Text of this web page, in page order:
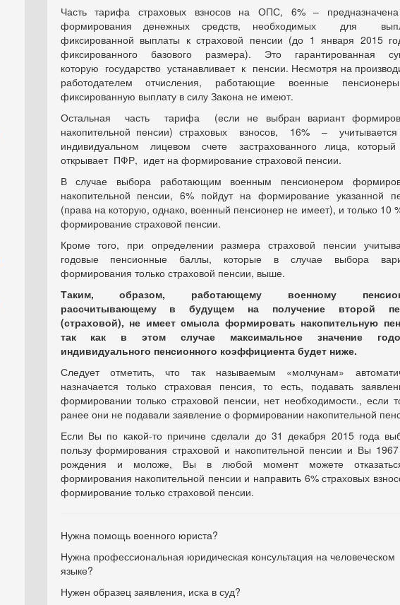
Часть тарифа страховых взносов на ОПС, 6% –
формирования денежных средств, необходимых для
фиксированной выплаты к страховой пенсии (до 1 января 2015
фиксированного базового размера). Это гарантированная
которую государство устанавливает к пенсии. Несмотря на
работодателем отчисления, работающие военные
фиксированную выплату в силу Закона не имеют.
Остальная часть тарифа (если не выбран вариант
накопительной пенсии) страховых взносов, 16% –
индивидуальном лицевом счете застрахованного лица,
открывает ПФР, идет на формирование страховой пенсии.
В случае выбора работающим военным пенсионером
накопительной пенсии, 6% пойдут на формирование указанной
(права на которую, однако, военный пенсионер не имеет), и только 10
формирование страховой пенсии.
Кроме того, при определении размера страховой пенсии
годовые пенсионные баллы, которые в случае выбора
формирования только страховой пенсии, выше.
Таким, образом, работающему военному
рассчитывающему в будущем на получение второй
(страховой), не имеет смысла формировать накопительную
так как в этом случае максимальное значение
индивидуального пенсионного коэффициента будет ниже.
Следует отметить, что так называемым «молчунам»
назначается только страховая пенсия, то есть, подавать
формировании только страховой пенсии, нет необходимости., если
ранее они не подавали заявление о формировании накопительной
Если Вы по какой-то причине сделали до 31 декабря 2015 года
пользу формирования страховой и накопительной пенсии и Вы
рождения и моложе, Вы в любой момент можете
формирования накопительной пенсии и направить 6% страховых
формирование только страховой пенсии.
Нужна помощь военного юриста?
Нужна профессиональная юридическая консультация на человеческом
языке?
Нужен образец заявления, иска в суд?